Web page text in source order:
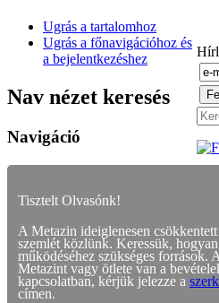
Ugrás a tartalomhoz
Ugrás a főnavigációhoz és
a bejelentkezéshez
Nav nézet keresés
Navigáció
Tisztelt Olvasónk!
A Metazin ideiglenesen
szemlét közlünk. Keressük,
működéséhez szükséges források.
Metazint vagy ötlete van a
kapcsolatban, kérjük jelezze a
címen.